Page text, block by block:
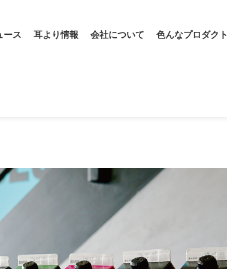
ース 耳より情報 会社について 色んなプロダクト